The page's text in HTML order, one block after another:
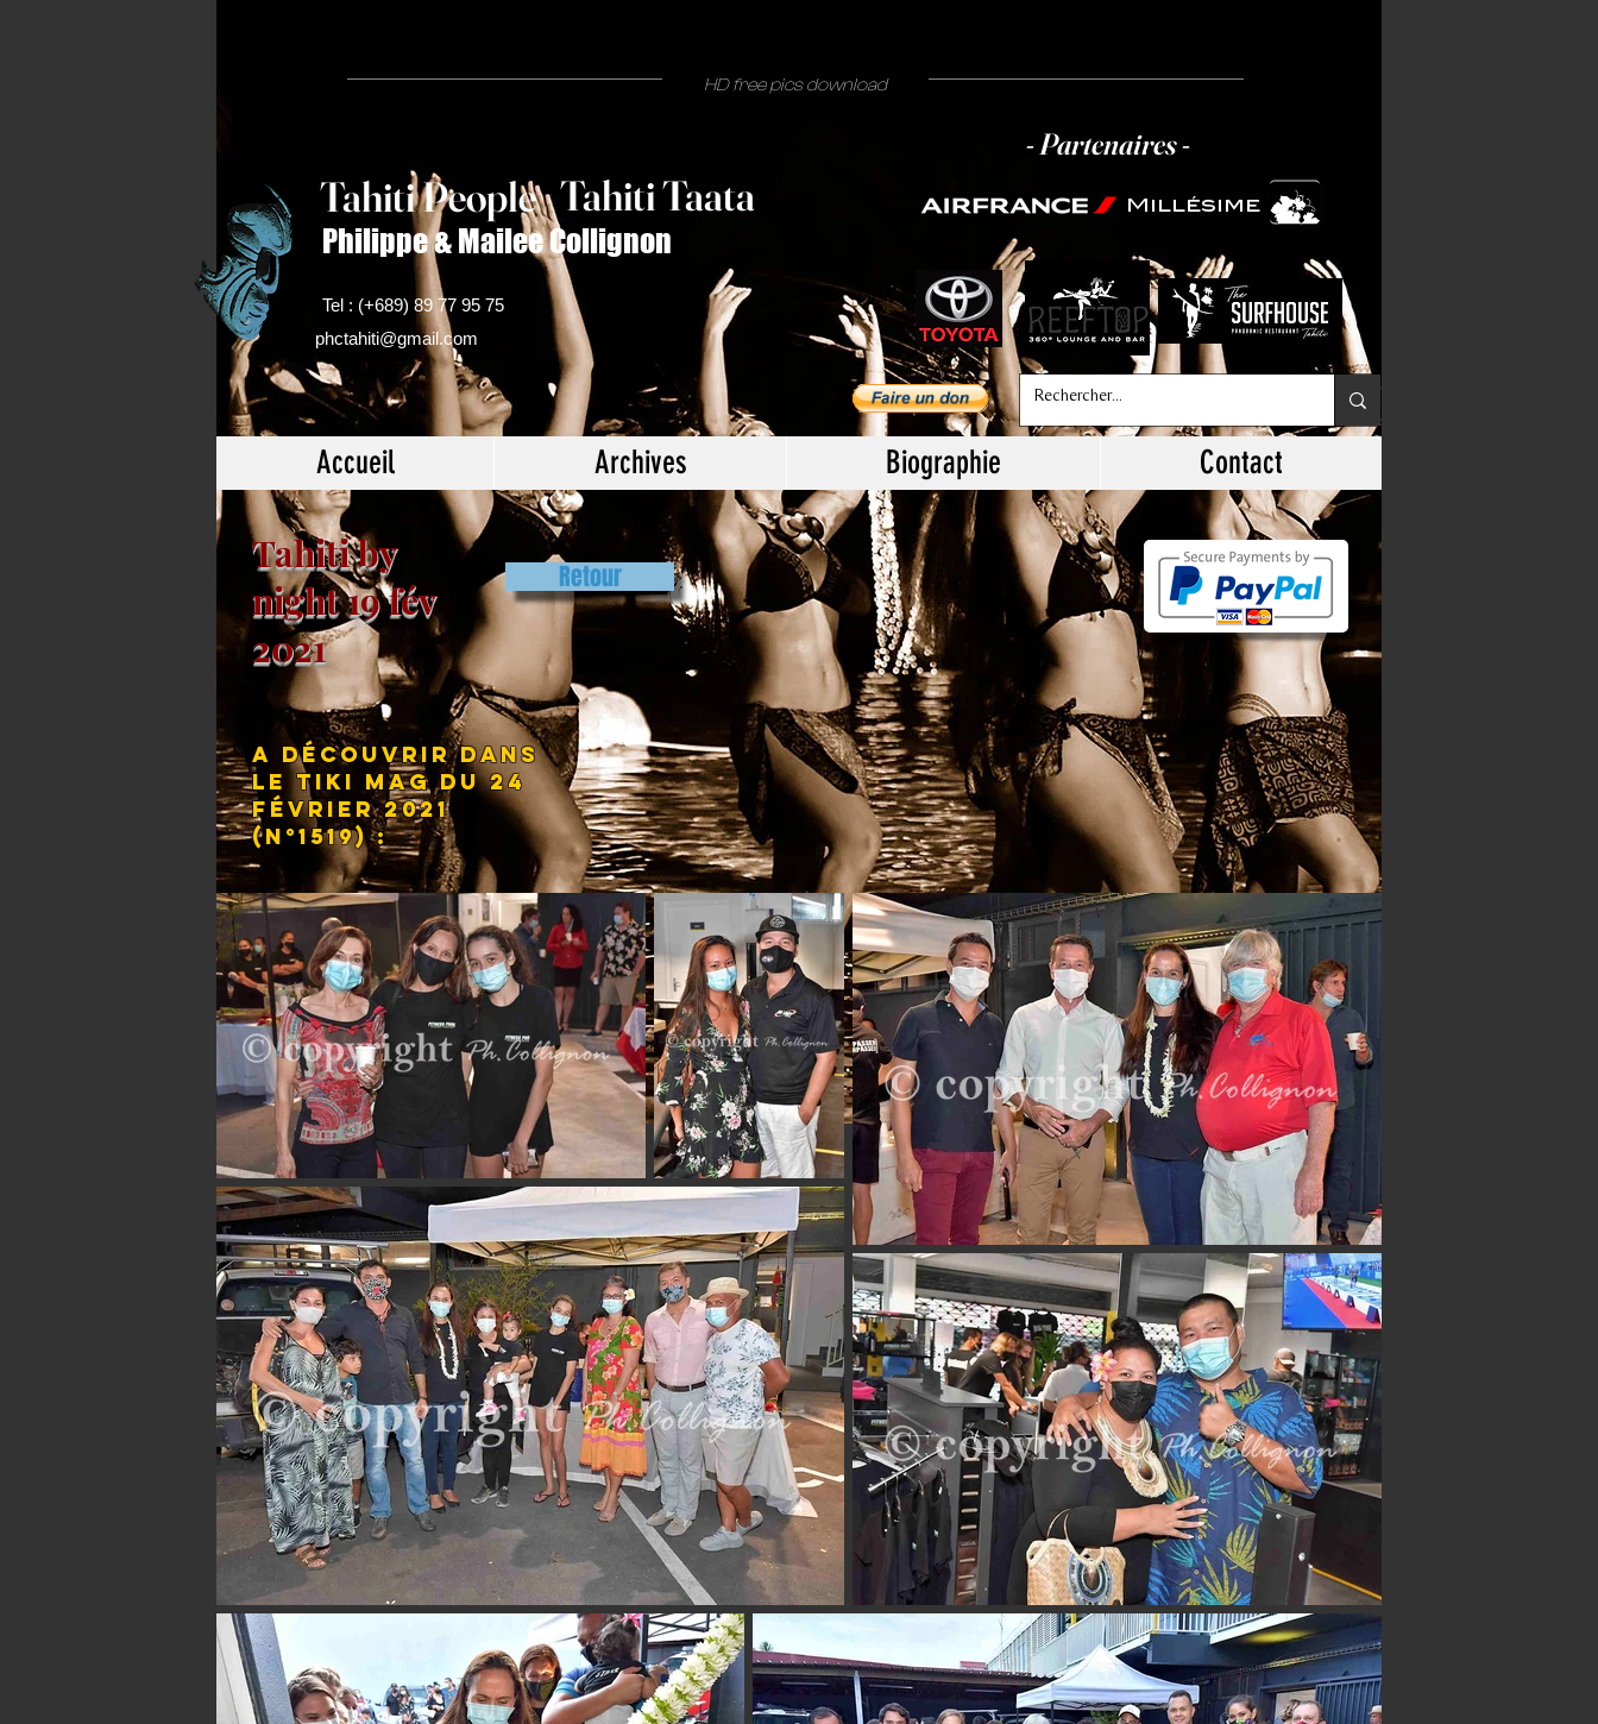
HD free pics download
Tahiti People /
Philippe & Mailee Collignon
Tel : (+689) 89 77 95 75
phctahiti@gmail.com
- Partenaires -
Millésime
Tahiti Taata
Accueil Archives Biographie Contact
Tahiti by
night 19 fév
2021
Retour
A découvrir dans
le Tiki Mag du 24
février 2021
(N°1519) :